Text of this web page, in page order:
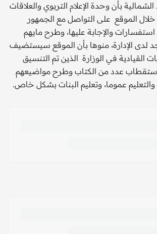
بأن وحدة الإعلام التربوي والعلاقات
الموقع على التواصل مع الجمهور
والإجابة عليها، وطرح مايهم
لدى الإدارة، منوها بأن الموقع سيستضيف
القيادية في الوزارة الذين تم التنسيق
عدد من الكتاب وطرح مواضيعهم
عموما، وتعليم البنات بشكل خاص.